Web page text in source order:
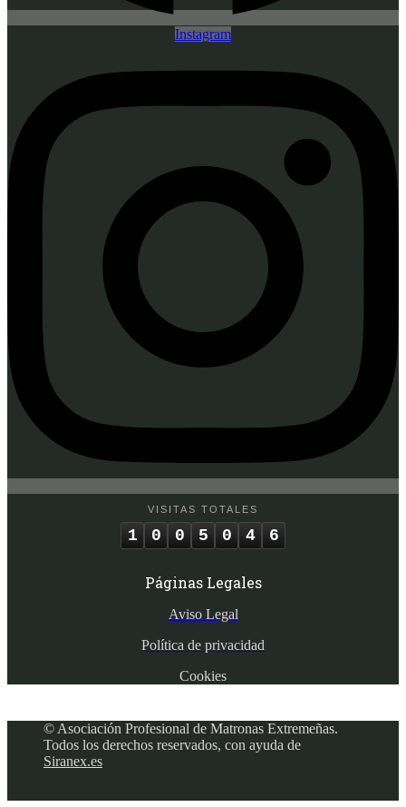
Instagram
VISITAS TOTALES
1 0 0 5 0 4 6
Páginas Legales
Aviso Legal
Política de privacidad
Cookies
© Asociación Profesional de Matronas Extremeñas.
Todos los derechos reservados, con ayuda de
Siranex.es